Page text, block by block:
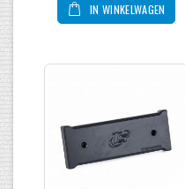
IN WINKELWAGEN